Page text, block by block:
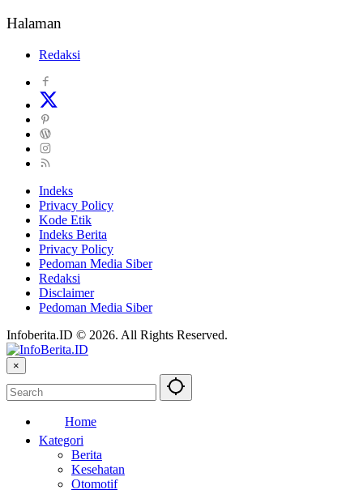
Halaman
Redaksi
Indeks
Privacy Policy
Kode Etik
Indeks Berita
Privacy Policy
Pedoman Media Siber
Redaksi
Disclaimer
Pedoman Media Siber
Infoberita.ID © 2026. All Rights Reserved.
×
Home
Kategori
Berita
Kesehatan
Otomotif